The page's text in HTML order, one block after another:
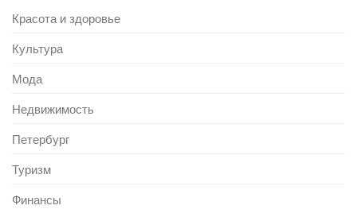
Красота и здоровье
Культура
Мода
Недвижимость
Петербург
Туризм
Финансы